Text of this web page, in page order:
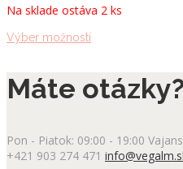
Na sklade ostáva 2 ks
Výber možnostíTento
viacero
variantov.
môžete
vybrať
Máte otázky?
Pon - Piatok: 09:00 - 19:00
+421 903 274 471